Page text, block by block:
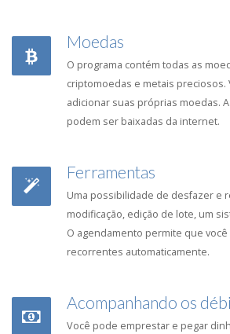
Moedas
O programa contém todas as
criptomoedas e metais preciosos.
adicionar suas próprias moedas.
podem ser baixadas da internet.
Ferramentas
Uma possibilidade de desfazer e
modificação, edição de lote, um
O agendamento permite que
recorrentes automaticamente.
Acompanhando os
Você pode emprestar e pegar